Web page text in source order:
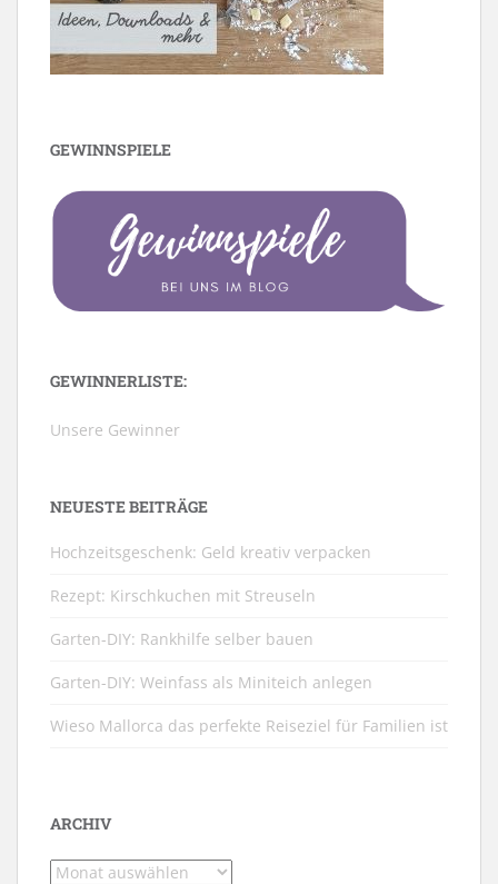
GEWINNSPIELE
GEWINNERLISTE:
Unsere Gewinner
NEUESTE BEITRÄGE
Hochzeitsgeschenk: Geld kreativ verpacken
Rezept: Kirschkuchen mit Streuseln
Garten-DIY: Rankhilfe selber bauen
Garten-DIY: Weinfass als Miniteich anlegen
Wieso Mallorca das perfekte Reiseziel für Familien ist
ARCHIV
Archiv